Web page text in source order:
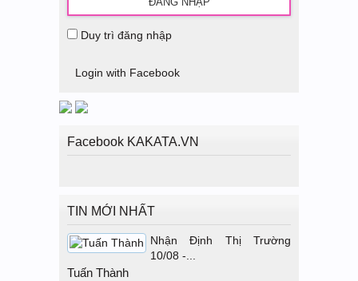
Duy trì đăng nhập
Login with Facebook
Facebook KAKATA.VN
TIN MỚI NHẤT
Nhận Định Thị Trường
10/08 -...
Tuấn Thành